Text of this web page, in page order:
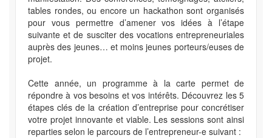
tables rondes, ou encore un hackathon sont organisés
pour vous permettre d’amener vos idées à l’étape
suivante et de susciter des vocations entrepreneuriales
auprès des jeunes… et moins jeunes porteurs/euses de
projet.
Cette année, un programme à la carte permet de
répondre à vos besoins et vos intérêts. Découvrez les 5
étapes clés de la création d’entreprise pour concrétiser
votre projet innovante et viable. Les sessions sont ainsi
reparties selon le parcours de l’entrepreneur-e suivant :